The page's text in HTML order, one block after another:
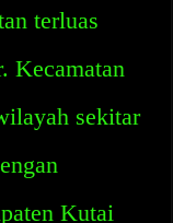
terluas
Kecamatan
sekitar
Kutai